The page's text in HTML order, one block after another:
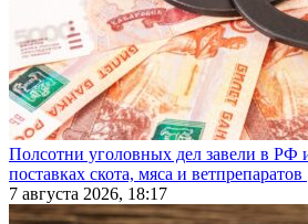
Полсотни уголовных дел завели в РФ
поставках скота, мяса и ветпрепаратов
7 августа 2026, 18:17